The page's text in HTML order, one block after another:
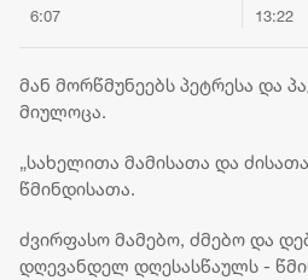
დაკავშირებით,
სამინისტროში
დროშები დაეშვა
6:07 13:22
მან მორწმუნეებს პეტრესა და
მიულოცა.
„სახელითა მამისათა და
წმინდისათა.
ძვირფასო მამებო, ძმებო და
დღევანდელ დღესასწაულს -